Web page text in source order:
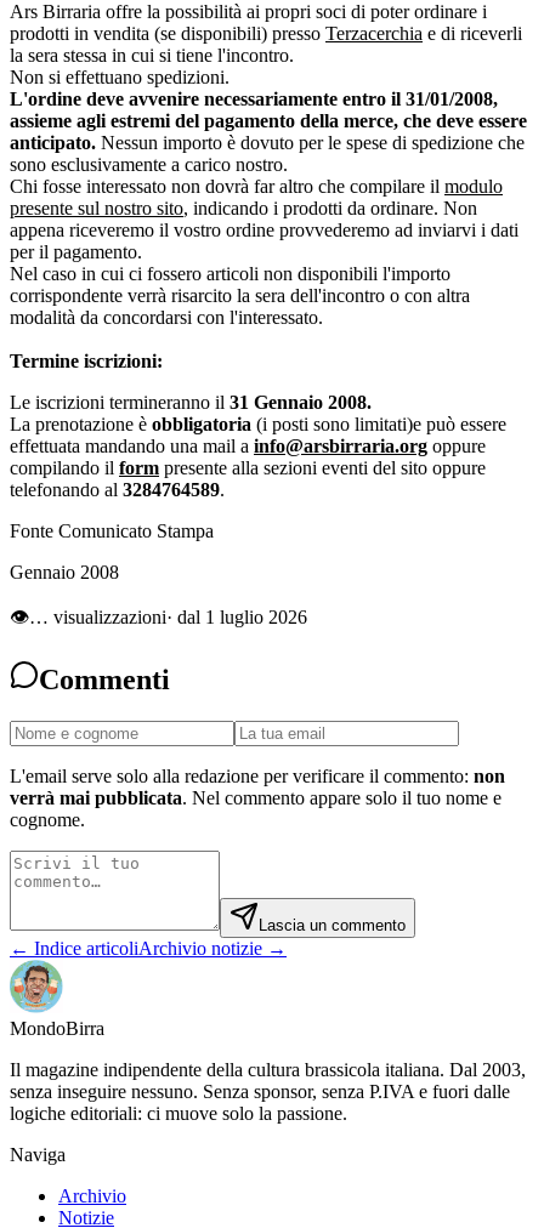
Ars Birraria offre la possibilità ai propri soci di poter ordinare i
prodotti in vendita (se disponibili) presso Terzacerchia e di riceverli
la sera stessa in cui si tiene l'incontro.
Non si effettuano spedizioni.
L'ordine deve avvenire necessariamente entro il 31/01/2008,
assieme agli estremi del pagamento della merce, che deve essere
anticipato. Nessun importo è dovuto per le spese di spedizione che
sono esclusivamente a carico nostro.
Chi fosse interessato non dovrà far altro che compilare il modulo
presente sul nostro sito, indicando i prodotti da ordinare. Non
appena riceveremo il vostro ordine provvederemo ad inviarvi i dati
per il pagamento.
Nel caso in cui ci fossero articoli non disponibili l'importo
corrispondente verrà risarcito la sera dell'incontro o con altra
modalità da concordarsi con l'interessato.
Termine iscrizioni:
Le iscrizioni termineranno il 31 Gennaio 2008.
La prenotazione è obbligatoria (i posti sono limitati)e può essere
effettuata mandando una mail a info@arsbirraria.org oppure
compilando il form presente alla sezioni eventi del sito oppure
telefonando al 3284764589.
Fonte Comunicato Stampa
Gennaio 2008
👁… visualizzazioni· dal 1 luglio 2026
Commenti
L'email serve solo alla redazione per verificare il commento: non
verrà mai pubblicata. Nel commento appare solo il tuo nome e
cognome.
Lascia un commento
← Indice articoliArchivio notizie →
MondoBirra
Il magazine indipendente della cultura brassicola italiana. Dal 2003,
senza inseguire nessuno. Senza sponsor, senza P.IVA e fuori dalle
logiche editoriali: ci muove solo la passione.
Naviga
Archivio
Notizie